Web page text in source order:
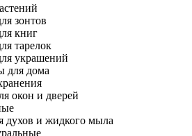
зонтов
книг
тарелок
украшений
для дома
окон и дверей
духов и жидкого мыла